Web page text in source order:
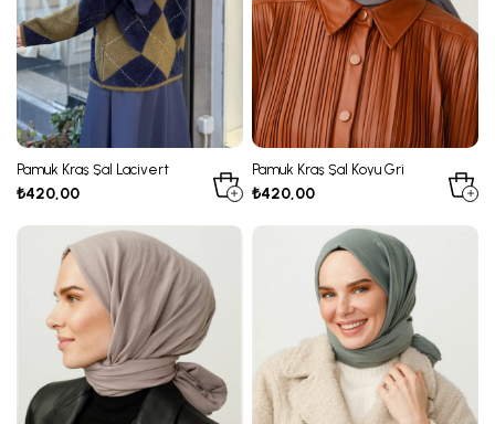
Pamuk Kraş Şal Lacivert
₺420,00
Pamuk Kraş Şal Koyu Gri
₺420,00